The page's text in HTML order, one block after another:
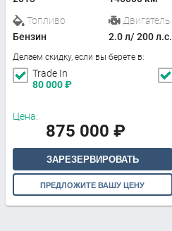
Топливо
Бензин
Двигатель
2.0 л/ 200 л.с.
Делаем скидку, если вы берете в:
Trade In
80 000₽
Цена:
875 000 ₽
ЗАРЕЗЕРВИРОВАТЬ
ПРЕДЛОЖИТЕ ВАШУ ЦЕНУ